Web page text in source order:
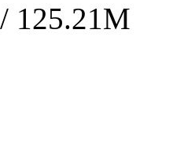
125.21M